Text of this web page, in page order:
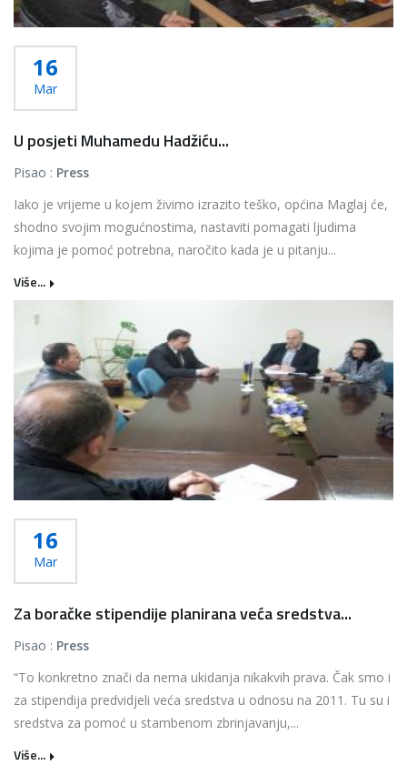
16
Mar
U posjeti Muhamedu Hadžiću...
Pisao : Press
Iako je vrijeme u kojem živimo izrazito teško, općina Maglaj će,
shodno svojim mogućnostima, nastaviti pomagati ljudima
kojima je pomoć potrebna, naročito kada je u pitanju...
Više...
16
Mar
Za boračke stipendije planirana veća sredstva...
Pisao : Press
“To konkretno znači da nema ukidanja nikakvih prava. Čak smo i
za stipendija predvidjeli veća sredstva u odnosu na 2011. Tu su i
sredstva za pomoć u stambenom zbrinjavanju,...
Više...